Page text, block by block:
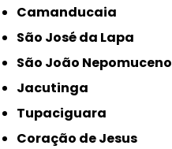
Camanducaia
São José da Lapa
São João Nepomuceno
Jacutinga
Tupaciguara
Coração de Jesus